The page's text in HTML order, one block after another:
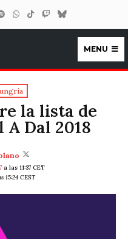
MENU
la lista de
Dal 2018
a las 11:37 CET
15:24 CEST